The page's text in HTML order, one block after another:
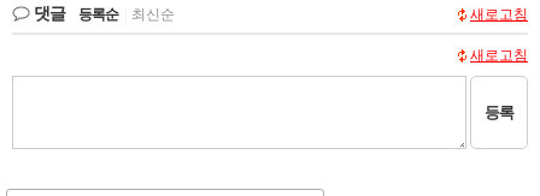
댓글 등록순 최신순 새로고침
새로고침
등록